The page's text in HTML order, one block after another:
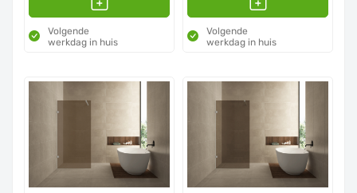
Volgende
werkdag in huis
Volgende
werkdag in huis